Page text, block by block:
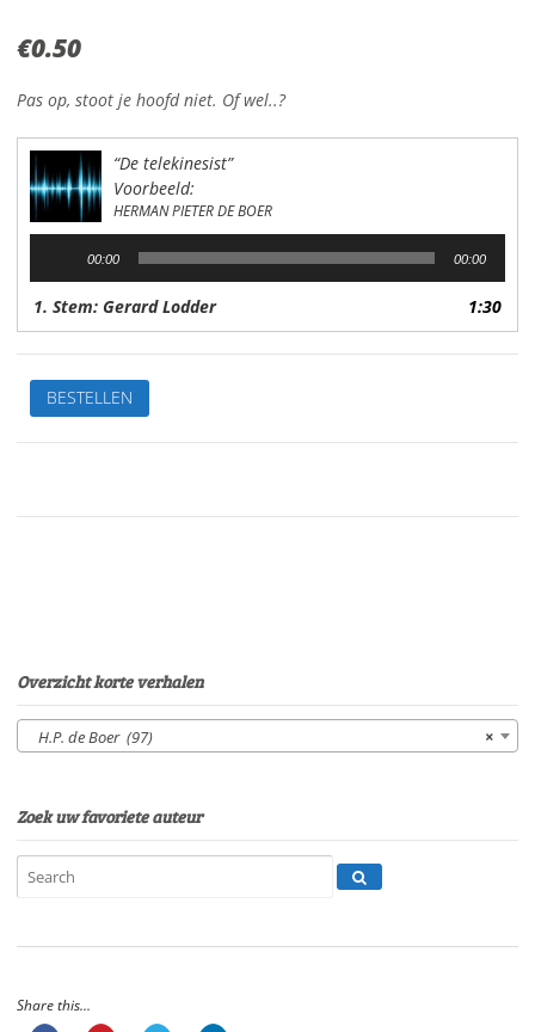
€0.50
Pas op, stoot je hoofd niet. Of wel..?
“De telekinesist”
Voorbeeld:
HERMAN PIETER DE BOER
00:00 00:00
1. Stem: Gerard Lodder 1:30
De
telekinesistVan:
H.P.
Gerard
BESTELLEN
Overzicht korte verhalen
×
H.P. de Boer (97)
Zoek uw favoriete auteur
Share this...